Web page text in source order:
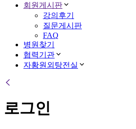
회원게시판
강의후기
질문게시판
FAQ
병원찾기
협력기관
자황원외탕전실
로그인